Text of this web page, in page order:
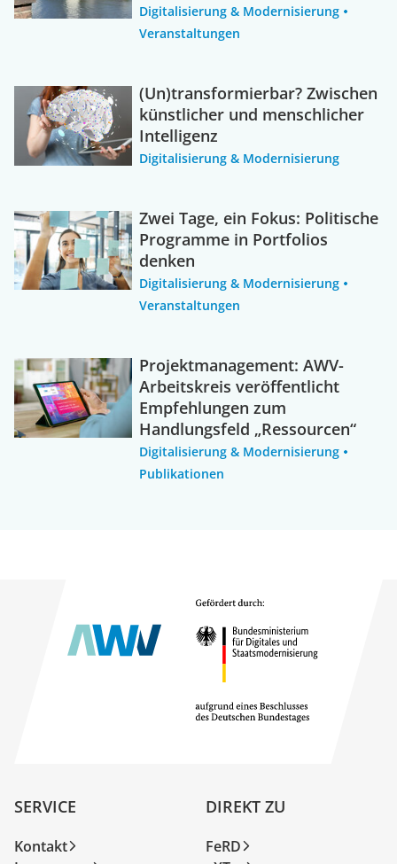
Digitalisierung & Modernisierung
Veranstaltungen
(Un)transformierbar? Zwischen
künstlicher und menschlicher
Intelligenz
Digitalisierung & Modernisierung
Zwei Tage, ein Fokus: Politische
Programme in Portfolios
denken
Digitalisierung & Modernisierung
Veranstaltungen
Projektmanagement: AWV-
Arbeitskreis veröffentlicht
Empfehlungen zum
Handlungsfeld „Ressourcen“
Digitalisierung & Modernisierung
Publikationen
SERVICE
Kontakt
DIREKT ZU
FeRD